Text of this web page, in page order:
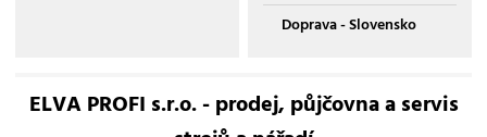
Doprava - Slovensko
ELVA PROFI s.r.o. - prodej, půjčovna a servis